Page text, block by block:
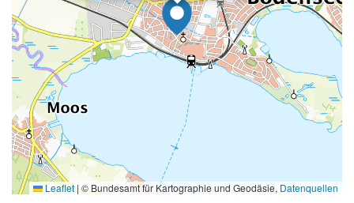
Leaflet|© Bundesamt für Kartographie und Geodäsie, Datenquellen